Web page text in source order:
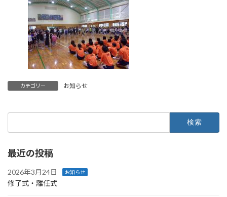
カテゴリー お知らせ
最近の投稿
2026年3月24日 お知らせ
修了式・離任式